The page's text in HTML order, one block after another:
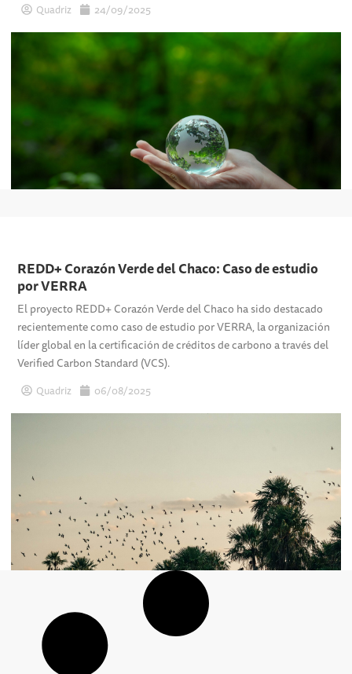
Quadriz 24/09/2025
REDD+ Corazón Verde del Chaco: Caso de estudio
por VERRA
El proyecto REDD+ Corazón Verde del Chaco ha sido destacado
recientemente como caso de estudio por VERRA, la organización
líder global en la certificación de créditos de carbono a través del
Verified Carbon Standard (VCS).
Quadriz 06/08/2025